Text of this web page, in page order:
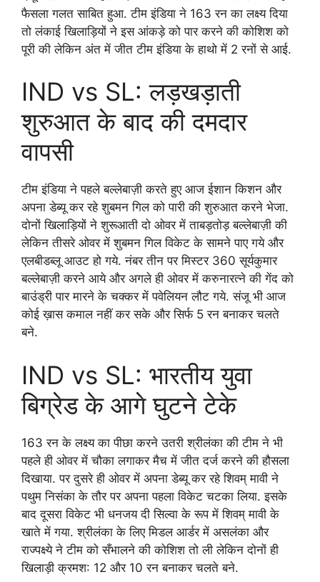
फैसला गलत साबित हुआ. टीम इंडिया ने 163 रन का लक्ष्य दिया
तो लंकाई खिलाड़ियों ने इस आंकड़े को पार करने की कोशिश को
पूरी की लेकिन अंत में जीत टीम इंडिया के हाथो में 2 रनों से आई.
IND vs SL: लड़खड़ाती
शुरुआत के बाद की दमदार
वापसी
टीम इंडिया ने पहले बल्लेबाज़ी करते हुए आज ईशान किशन और
अपना डेब्यू कर रहे शुबमन गिल को पारी की शुरुआत करने भेजा.
दोनों खिलाड़ियों ने शुरूआती दो ओवर में ताबड़तोड़ बल्लेबाज़ी की
लेकिन तीसरे ओवर में शुबमन गिल विकेट के सामने पाए गये और
एलबीडब्लू आउट हो गये. नंबर तीन पर मिस्टर 360 सूर्यकुमार
बल्लेबाज़ी करने आये और अगले ही ओवर में करुनारत्ने की गेंद को
बाउंड्री पार मारने के चक्कर में पवेलियन लौट गये. संजू भी आज
कोई ख़ास कमाल नहीं कर सके और सिर्फ 5 रन बनाकर चलते
बने.
IND vs SL: भारतीय युवा
बिग्रेड के आगे घुटने टेके
163 रन के लक्ष्य का पीछा करने उतरी श्रीलंका की टीम ने भी
पहले ही ओवर में चौका लगाकर मैच में जीत दर्ज करने की हौसला
दिखाया. पर दुसरे ही ओवर में अपना डेब्यू कर रहे शिवम् मावी ने
पथुम निसंका के तौर पर अपना पहला विकेट चटका लिया. इसके
बाद दूसरा विकेट भी धनजय दी सिल्वा के रूप में शिवम् मावी के
खाते में गया. श्रीलंका के लिए मिडल आर्डर में असलंका और
राज्पक्ष्ये ने टीम को सँभालने की कोशिश तो ली लेकिन दोनों ही
खिलाड़ी क्रमश: 12 और 10 रन बनाकर चलते बने.